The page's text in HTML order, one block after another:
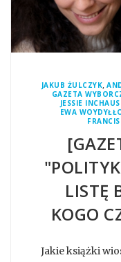
JAKUB ŻULCZYK,
GAZETA
JESSIE
EWA
LISTĘ
KOGO
Jakie książki